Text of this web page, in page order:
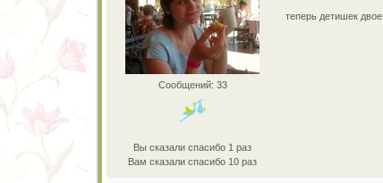
Сообщений: 33
Вы сказали спасибо 1 раз
Вам сказали спасибо 10 раз
теперь детишек